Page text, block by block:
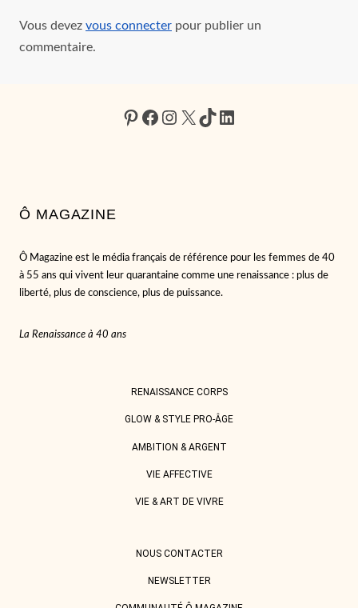
Vous devez vous connecter pour publier un
commentaire.
Pinterest
Facebook
Instagram
X TikTokLinkedIn
Ô MAGAZINE
Ô Magazine est le média français de référence pour les femmes de 40
à 55 ans qui vivent leur quarantaine comme une renaissance : plus de
liberté, plus de conscience, plus de puissance.
La Renaissance à 40 ans
RENAISSANCE CORPS
GLOW & STYLE PRO-ÂGE
AMBITION & ARGENT
VIE AFFECTIVE
VIE & ART DE VIVRE
NOUS CONTACTER
NEWSLETTER